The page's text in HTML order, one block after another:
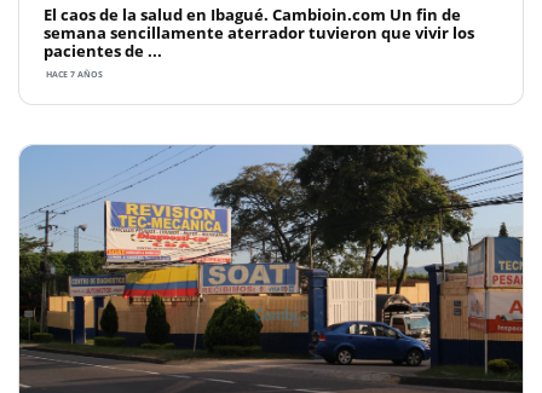
El caos de la salud en Ibagué. Cambioin.com Un fin de
semana sencillamente aterrador tuvieron que vivir los
pacientes de ...
HACE 7 AÑOS